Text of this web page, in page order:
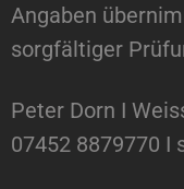
Angaben
sorgfältiger
Peter Dorn I
07452 8879770 I